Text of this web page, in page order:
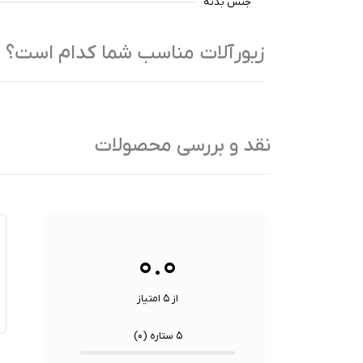
زیورآلات مناسب شما کدام است؟
نقد و بررسی محصولات
۰.۰
از ۵ امتیاز
۵ ستاره ( ۰)